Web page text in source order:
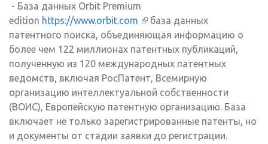
- База данных Orbit Premium
edition https://www.orbit.com (внешняя ссылка)
база данных
патентного поиска, объединяющая информацию о
более чем 122 миллионах патентных публикаций,
полученную из 120 международных патентных
ведомств, включая РосПатент, Всемирную
организацию интеллектуальной собственности
(ВОИС), Европейскую патентную организацию. База
включает не только зарегистрированные патенты, но
и документы от стадии заявки до регистрации.